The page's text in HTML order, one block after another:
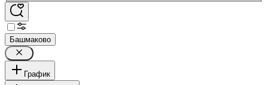
Башмаково
График